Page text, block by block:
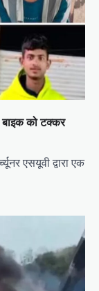
को टक्कर
एसयूवी द्वारा एक